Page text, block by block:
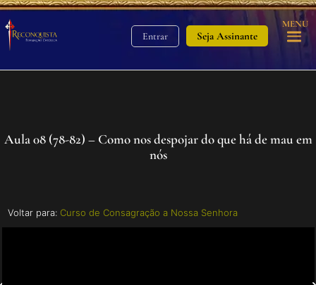
Entrar Seja Assinante
MENU
Aula 08 (78-82) – Como nos despojar do que há de mau em
nós
Voltar para: Curso de Consagração a Nossa Senhora